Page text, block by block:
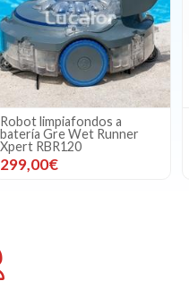
Robot Limpiafondos Zodiac
Freedom CNX-Li 5220 iQ.
Sin cables de gre
1299,00€